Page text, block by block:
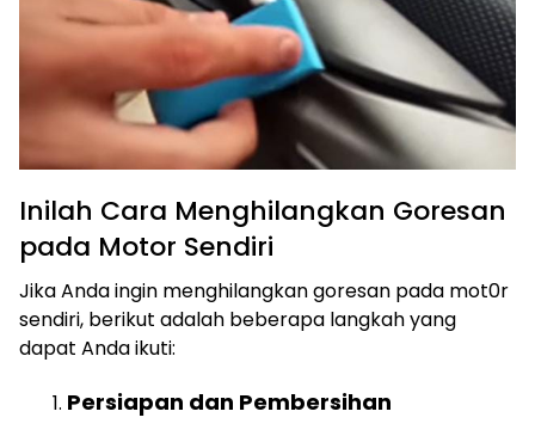
Inilah Cara Menghilangkan Goresan
pada Motor Sendiri
Jika Anda ingin menghilangkan goresan pada mot0r
sendiri, berikut adalah beberapa langkah yang
dapat Anda ikuti:
Persiapan dan Pembersihan